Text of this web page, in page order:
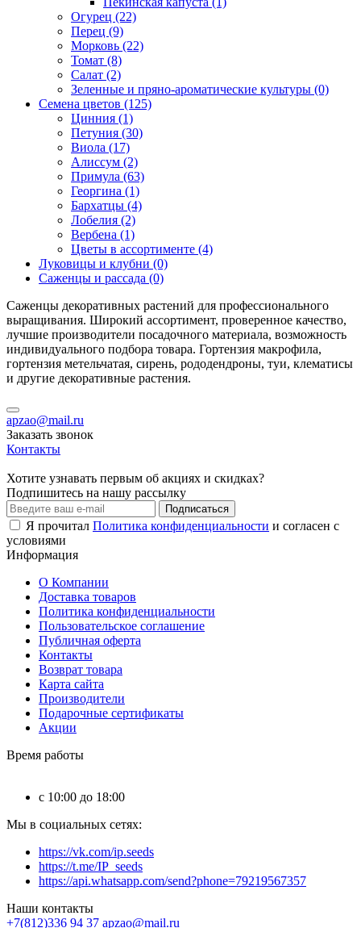
Огурец (22)
Перец (9)
Морковь (22)
Томат (8)
Салат (2)
Зеленные и пряно-ароматические культуры (0)
Семена цветов (125)
Цинния (1)
Петуния (30)
Виола (17)
Алиссум (2)
Примула (63)
Георгина (1)
Бархатцы (4)
Лобелия (2)
Вербена (1)
Цветы в ассортименте (4)
Луковицы и клубни (0)
Саженцы и рассада (0)
Саженцы декоративных растений для профессионального
выращивания. Широкий ассортимент, проверенное качество,
лучшие производители посадочного материала, возможность
индивидуального подбора товара. Гортензия макрофила,
гортензия метельчатая, сирень, рододендроны, туи, клематисы
и другие декоративные растения.
apzao@mail.ru
Заказать звонок
Контакты
Хотите узнавать первым об акциях и скидках?
Подпишитесь на нашу рассылку
Подписаться
Я прочитал Политика конфиденциальности и согласен с
условиями
Информация
О Компании
Доставка товаров
Политика конфиденциальности
Пользовательское соглашение
Публичная оферта
Контакты
Возврат товара
Карта сайта
Производители
Подарочные сертификаты
Акции
Время работы
c 10:00 до 18:00
Мы в социальных сетях:
https://vk.com/ip.seeds
https://t.me/IP_seeds
https://api.whatsapp.com/send?phone=79219567357
Наши контакты
+7(812)336 94 37 apzao@mail.ru